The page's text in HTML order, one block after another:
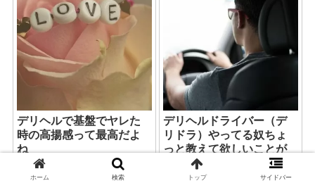
デリヘルで基盤でヤレた
時の高揚感って最高だよ
ね
デリヘルドライバー（デ
リドラ）やってる奴ちょ
っと教えて欲しいことが
あるんだ！！！
ホーム 検索 トップ サイドバー